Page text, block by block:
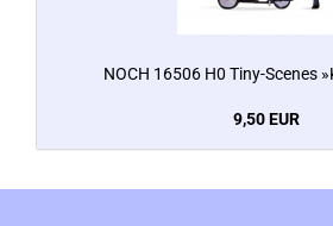
NOCH 16506 H0 Tiny-Scenes
9,50 EUR